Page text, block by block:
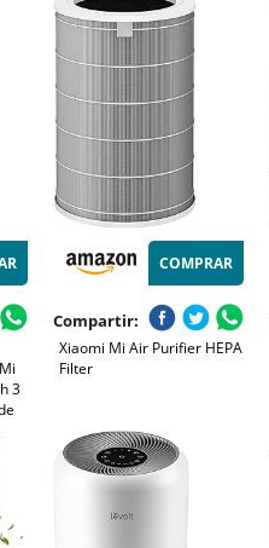
3
COMPRAR
Compartir:
Xiaomi Mi Air Purifier HEPA
Filter